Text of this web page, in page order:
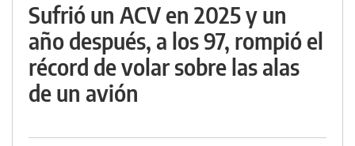
Sufrió un ACV en 2025 y un
año después, a los 97, rompió el
récord de volar sobre las alas
de un avión